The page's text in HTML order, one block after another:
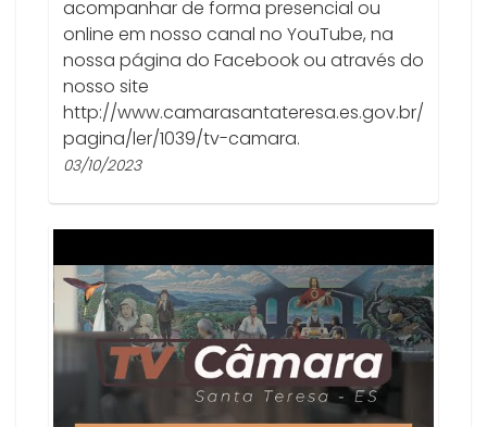
acompanhar de forma presencial ou
online em nosso canal no YouTube, na
nossa página do Facebook ou através do
nosso site
http://www.camarasantateresa.es.gov.br/
pagina/ler/1039/tv-camara.
03/10/2023